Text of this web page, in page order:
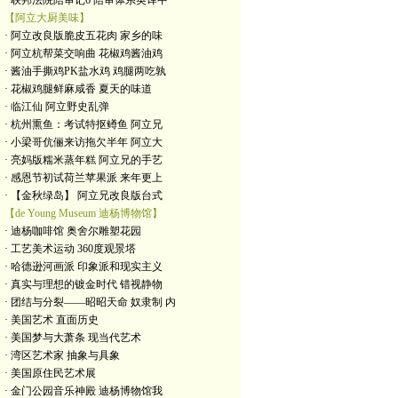
【阿立大厨美味】
· 阿立改良版脆皮五花肉 家乡的味
· 阿立杭帮菜交响曲 花椒鸡酱油鸡
· 酱油手撕鸡PK盐水鸡 鸡腿两吃孰
· 花椒鸡腿鲜麻咸香 夏天的味道
· 临江仙 阿立野史乱弹
· 杭州熏鱼：考试特抠鳟鱼 阿立兄
· 小梁哥伉俪来访拖欠半年 阿立大
· 亮妈版糯米蒸年糕 阿立兄的手艺
· 感恩节初试荷兰苹果派 来年更上
· 【金秋绿岛】 阿立兄改良版台式
【de Young Museum 迪杨博物馆】
· 迪杨咖啡馆 奥舍尔雕塑花园
· 工艺美术运动 360度观景塔
· 哈德逊河画派 印象派和现实主义
· 真实与理想的镀金时代 错视静物
· 团结与分裂——昭昭天命 奴隶制 内
· 美国艺术 直面历史
· 美国梦与大萧条 现当代艺术
· 湾区艺术家 抽象与具象
· 美国原住民艺术展
· 金门公园音乐神殿 迪杨博物馆我